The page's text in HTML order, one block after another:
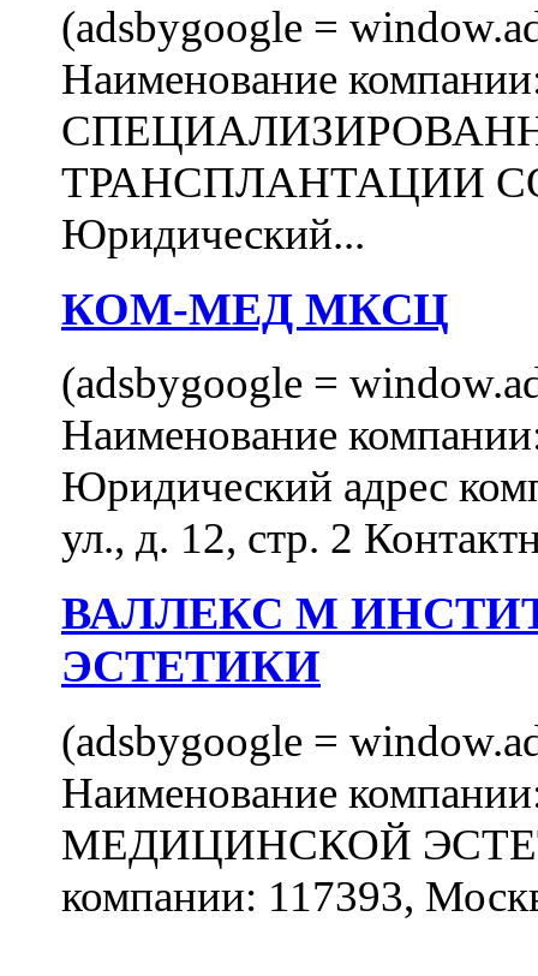
(adsbygoogle =
Наименование
ТРАНСПЛАНТАЦИИ
Юридический...
КОМ-МЕД МКСЦ
(adsbygoogle =
Наименование
Юридический адрес
ул., д. 12, стр. 2
ВАЛЛЕКС М
ЭСТЕТИКИ
(adsbygoogle =
Наименование
МЕДИЦИНСКОЙ
компании: 117393,